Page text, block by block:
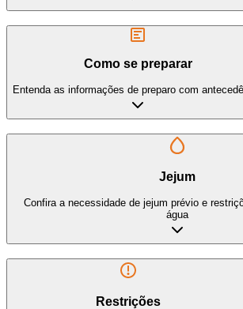
Como se preparar
Entenda as informações de preparo com
Jejum
Confira a necessidade de jejum prévio e
água
Restrições